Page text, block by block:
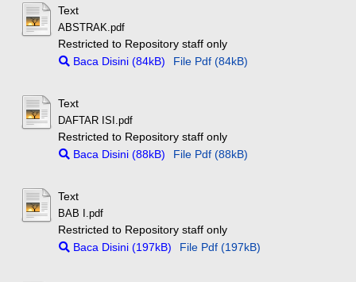
Text
ABSTRAK.pdf
Restricted to Repository staff only
Baca Disini (84kB)
File Pdf (84kB)
Text
DAFTAR ISI.pdf
Restricted to Repository staff only
Baca Disini (88kB)
File Pdf (88kB)
Text
BAB I.pdf
Restricted to Repository staff only
Baca Disini (197kB)
File Pdf (197kB)